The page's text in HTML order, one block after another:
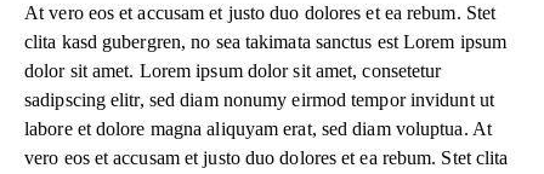
At vero eos et accusam et justo duo dolores et ea rebum. Stet
clita kasd gubergren, no sea takimata sanctus est Lorem ipsum
dolor sit amet. Lorem ipsum dolor sit amet, consetetur
sadipscing elitr, sed diam nonumy eirmod tempor invidunt ut
labore et dolore magna aliquyam erat, sed diam voluptua. At
vero eos et accusam et justo duo dolores et ea rebum. Stet clita